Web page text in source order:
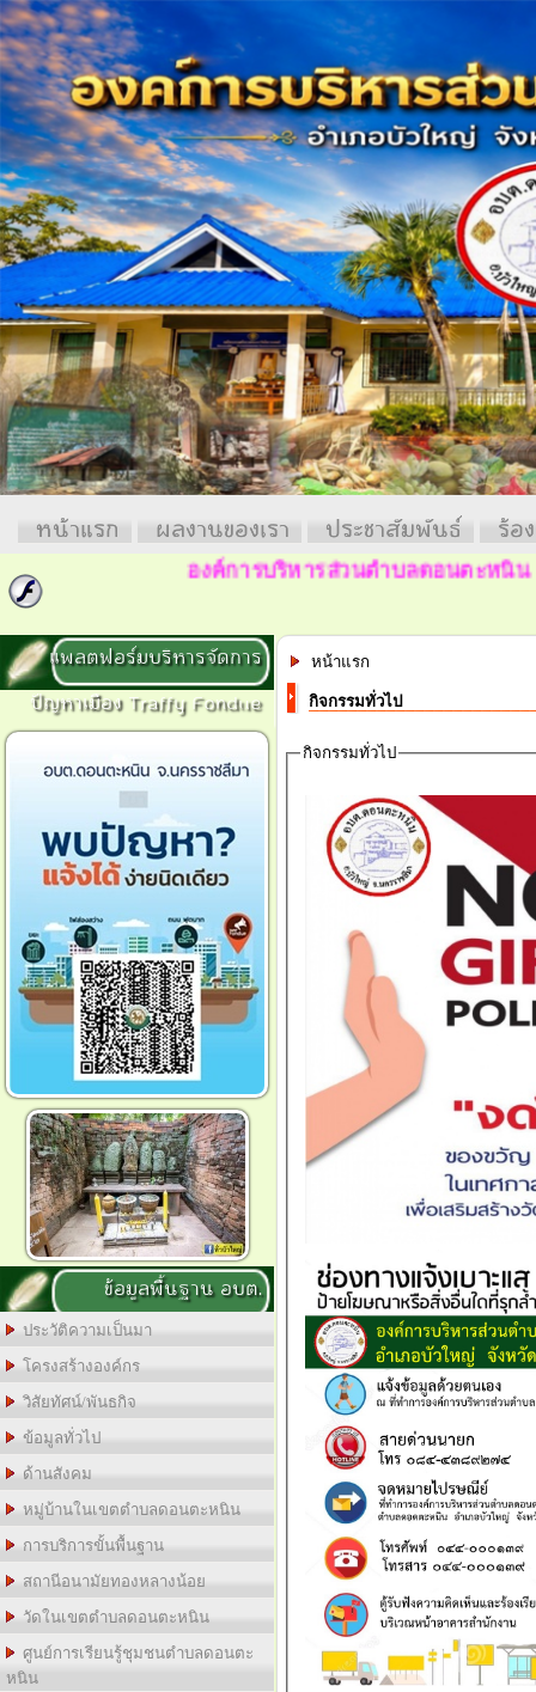
หน้าแรก ผลงานของเรา ประชาสัมพันธ์ ร้อ
องค์การบริหารส่วนตำบลดอนตะหนิน ยิน
แพลตฟอร์มบริหารจัดการ
ปัญหาเมือง Traffy Fondue
ข้อมูลพื้นฐาน อบต.
ประวัติความเป็นมา
โครงสร้างองค์กร
วิสัยทัศน์/พันธกิจ
ข้อมูลทั่วไป
ด้านสังคม
หมู่บ้านในเขตตำบลดอนตะหนิน
การบริการขั้นพื้นฐาน
สถานีอนามัยทองหลางน้อย
วัดในเขตตำบลดอนตะหนิน
ศูนย์การเรียนรู้ชุมชนตำบลดอนตะ
หนิน
หน้าแรก
กิจกรรมทั่วไป
กิจกรรมทั่วไป